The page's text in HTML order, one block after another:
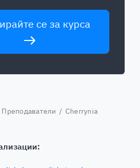
се за курса
Преподаватели / Cherrynia